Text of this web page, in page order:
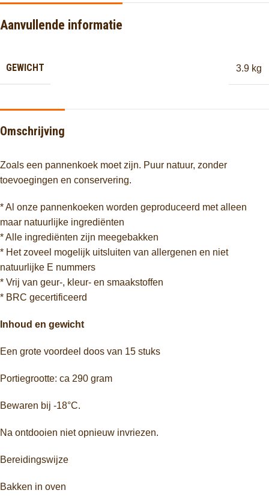
Aanvullende informatie
GEWICHT 3.9 kg
Omschrijving
Zoals een pannenkoek moet zijn. Puur natuur, zonder
toevoegingen en conservering.
* Al onze pannenkoeken worden geproduceerd met alleen
maar natuurlijke ingrediënten
* Alle ingrediënten zijn meegebakken
* Het zoveel mogelijk uitsluiten van allergenen en niet
natuurlijke E nummers
* Vrij van geur-, kleur- en smaakstoffen
* BRC gecertificeerd
Inhoud en gewicht
Een grote voordeel doos van 15 stuks
Portiegrootte: ca 290 gram
Bewaren bij -18°C.
Na ontdooien niet opnieuw invriezen.
Bereidingswijze
Bakken in oven